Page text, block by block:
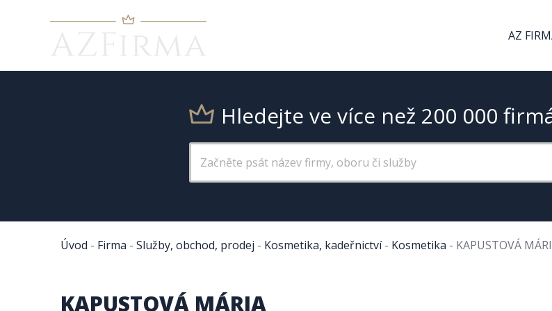
AZ
Hledejte ve více než 200 000
Úvod - Firma - Služby, obchod, prodej - Kosmetika, kadeřnictví- Kosmetika - KAPUSTOVÁ
KAPUSTOVÁ MÁRIA